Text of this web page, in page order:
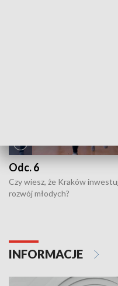
Odc. 6
Czy wiesz, że Kraków
rozwój młodych?
INFORMACJE